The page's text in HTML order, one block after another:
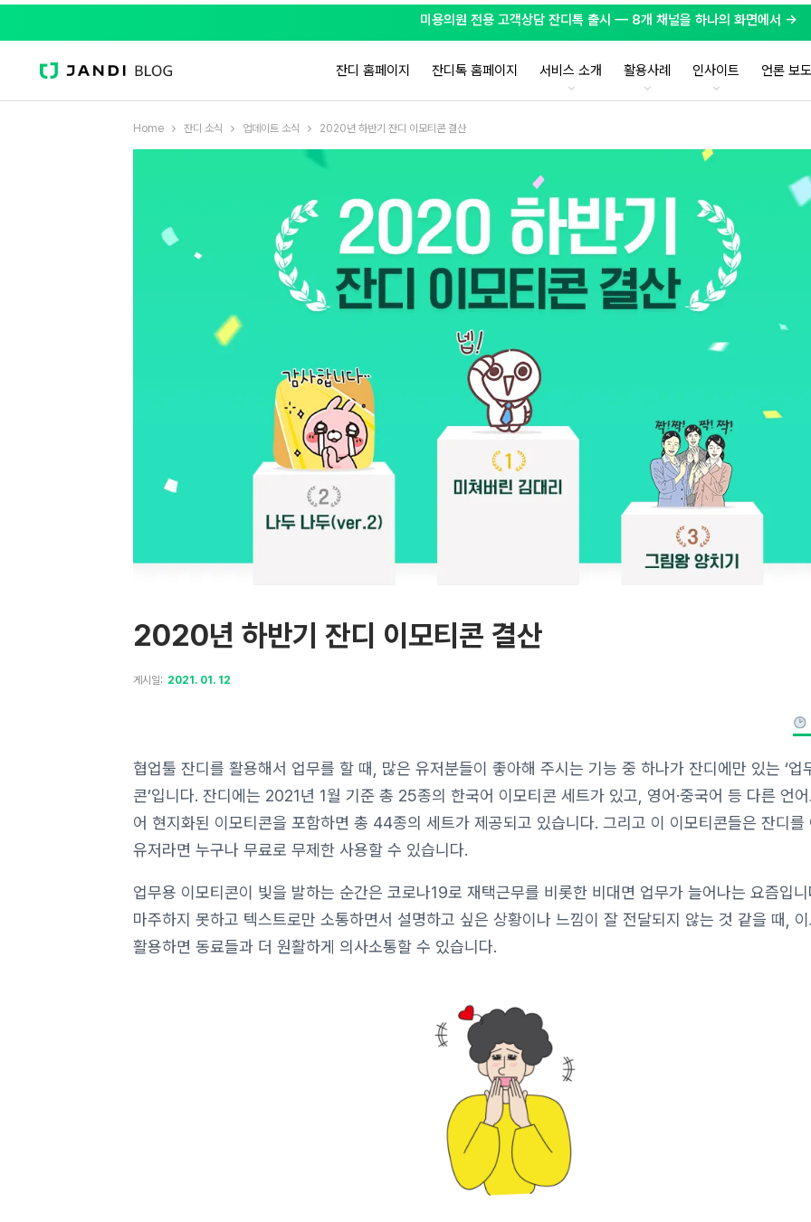
미용의원 전용 고객상담 잔디톡 출시 — 8개 채널을 하나의 화면에서 →
잔디 홈페이지 잔디톡 홈페이지 서비스 소개 활용사례 인사이트 언론 보도
Home 잔디 소식 업데이트 소식 2020년 하반기 잔디 이모티콘 결산
2020년 하반기 잔디 이모티콘 결산
게시일: 2021. 01. 12
협업툴 잔디를 활용해서 업무를 할 때, 많은 유저분들이 좋아해 주시는 기능 중 하나가 잔디에만 있는 ‘업
콘’입니다. 잔디에는 2021년 1월 기준 총 25종의 한국어 이모티콘 세트가 있고, 영어·중국어 등 다른 언
어 현지화된 이모티콘을 포함하면 총 44종의 세트가 제공되고 있습니다. 그리고 이 이모티콘들은 잔디를
유저라면 누구나 무료로 무제한 사용할 수 있습니다.
업무용 이모티콘이 빛을 발하는 순간은 코로나19로 재택근무를 비롯한 비대면 업무가 늘어나는 요즘입
마주하지 못하고 텍스트로만 소통하면서 설명하고 싶은 상황이나 느낌이 잘 전달되지 않는 것 같을 때,
활용하면 동료들과 더 원활하게 의사소통할 수 있습니다.